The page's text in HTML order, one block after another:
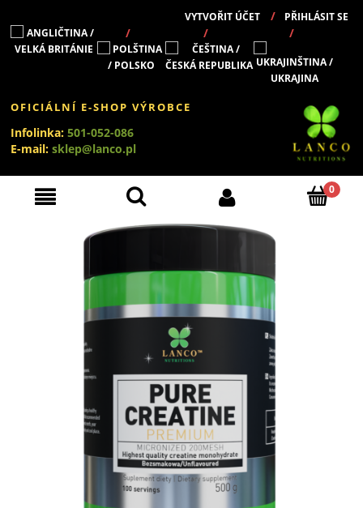
VYTVOŘIT ÚČET PŘIHLÁSIT SE
OFICIÁLNÍ E-SHOP VÝROBCE
Infolinka: 501-052-086
E-mail: sklep@lanco.pl